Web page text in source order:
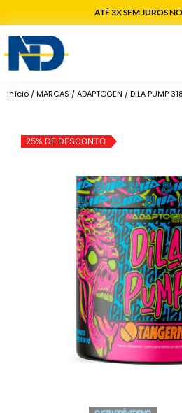
ATÉ 3X SEM JUROS
Início /MARCAS /ADAPTOGEN / DILA PUMP
25% DE DESCONTO